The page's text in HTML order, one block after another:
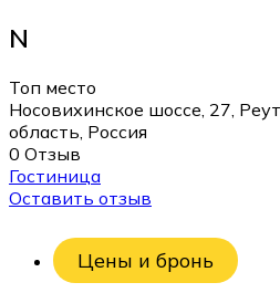
N
Топ место
Носовихинское шоссе, 27,
область, Россия
0 Отзыв
Гостиница
Оставить отзыв
Цены и бронь